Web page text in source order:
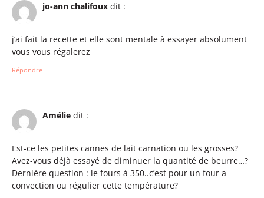
jo-ann chalifoux dit :
j’ai fait la recette et elle sont mentale à essayer absolument
vous vous régalerez
Répondre
Amélie dit :
Est-ce les petites cannes de lait carnation ou les grosses?
Avez-vous déjà essayé de diminuer la quantité de beurre…?
Dernière question : le fours à 350..c’est pour un four a
convection ou régulier cette température?